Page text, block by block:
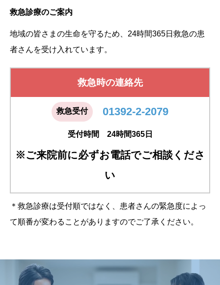
救急診療のご案内
地域の皆さまの生命を守るため、24時間365日救急の患
者さんを受け入れています。
救急時の連絡先
救急受付 01392-2-2079
受付時間 24時間365日
※ご来院前に必ずお電話でご相談くださ
い
＊救急診療は受付順ではなく、患者さんの緊急度によっ
て順番が変わることがありますのでご了承ください。